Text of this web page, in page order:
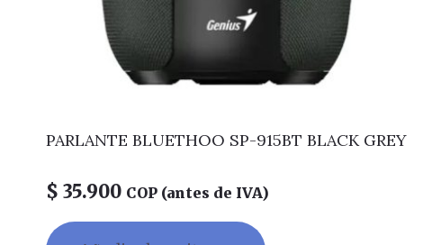
PARLANTE BLUETHOO SP-915BT BLACK GREY
$ 35.900 COP (antes de IVA)